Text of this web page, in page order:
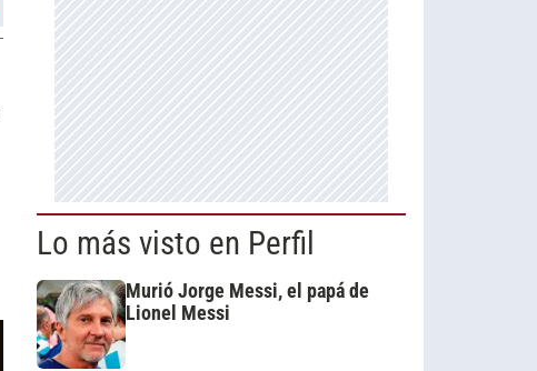
Lo más visto en Perfil
Murió Jorge Messi, el papá de
Lionel Messi